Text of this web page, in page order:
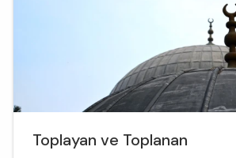
Toplayan ve Toplanan